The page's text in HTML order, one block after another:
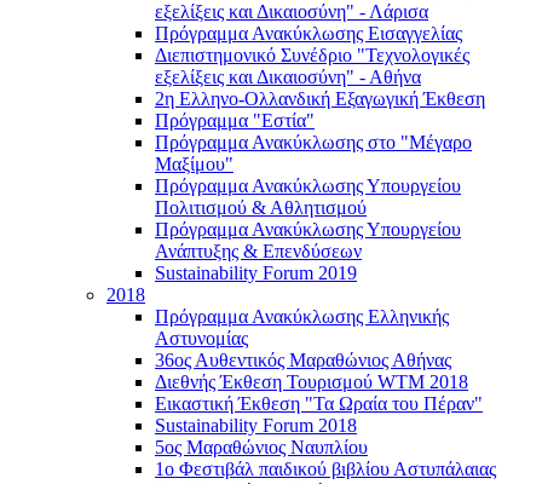
εξελίξεις και Δικαιοσύνη" - Λάρισα
Πρόγραμμα Ανακύκλωσης Εισαγγελίας
Διεπιστημονικό Συνέδριο "Τεχνολογικές
εξελίξεις και Δικαιοσύνη" - Αθήνα
2η Ελληνο-Ολλανδική Εξαγωγική Έκθεση
Πρόγραμμα "Εστία"
Πρόγραμμα Ανακύκλωσης στο "Μέγαρο
Μαξίμου"
Πρόγραμμα Ανακύκλωσης Υπουργείου
Πολιτισμού & Αθλητισμού
Πρόγραμμα Ανακύκλωσης Υπουργείου
Ανάπτυξης & Επενδύσεων
Sustainability Forum 2019
2018
Πρόγραμμα Ανακύκλωσης Ελληνικής
Αστυνομίας
36ος Αυθεντικός Μαραθώνιος Αθήνας
Διεθνής Έκθεση Τουρισμού WTM 2018
Εικαστική Έκθεση "Τα Ωραία του Πέραν"
Sustainability Forum 2018
5ος Μαραθώνιος Ναυπλίου
1ο Φεστιβάλ παιδικού βιβλίου Αστυπάλαιας